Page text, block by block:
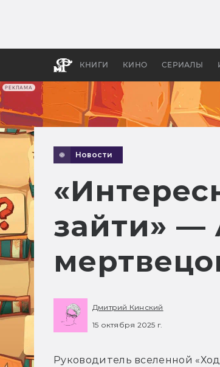
РЕКЛАМА
КНИГИ КИНО СЕРИАЛЫ
Новости
зайти» —
Дмитрий Кинский
15 октября 2025 г.
Руководитель вселенной